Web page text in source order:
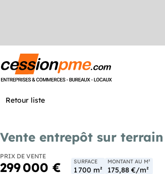
Retour liste
Vente entrepôt sur
PRIX DE VENTE
299 000 € SURFACE
1 700 m²
MONTANT AU M²
175,88 €/m²